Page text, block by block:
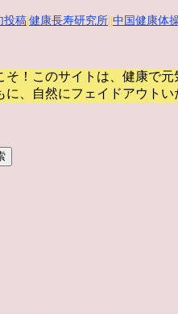
投稿 健康長寿研究所 中国健康体
！このサイトは、健康で
、自然にフェイドアウトい